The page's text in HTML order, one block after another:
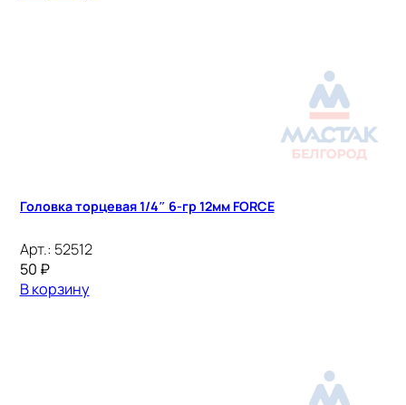
Головка торцевая 1/4″ 6-гр 12мм FORCE
Арт.: 52512
50 ₽
В корзину